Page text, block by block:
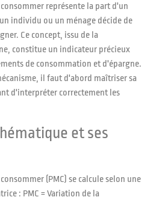
représente la part d'un
individu ou un ménage décide de
Ce concept, issu de la
constitue un indicateur précieux
de consommation et d'épargne.
il faut d'abord maîtriser sa
d'interpréter correctement les
et ses
(PMC) se calcule selon une
: PMC = Variation de la